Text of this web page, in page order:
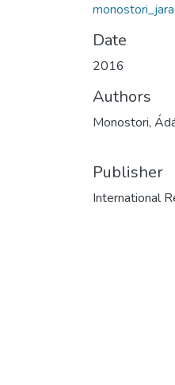
Date
2016
Authors
Monostori,
Publisher
International